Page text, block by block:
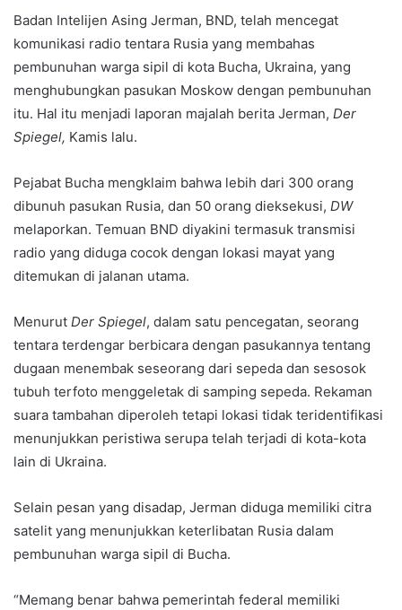
Badan Intelijen Asing Jerman, BND, telah mencegat
komunikasi radio tentara Rusia yang membahas
pembunuhan warga sipil di kota Bucha, Ukraina, yang
menghubungkan pasukan Moskow dengan pembunuhan
itu. Hal itu menjadi laporan majalah berita Jerman, Der
Spiegel, Kamis lalu.
Pejabat Bucha mengklaim bahwa lebih dari 300 orang
dibunuh pasukan Rusia, dan 50 orang dieksekusi, DW
melaporkan. Temuan BND diyakini termasuk transmisi
radio yang diduga cocok dengan lokasi mayat yang
ditemukan di jalanan utama.
Menurut Der Spiegel, dalam satu pencegatan, seorang
tentara terdengar berbicara dengan pasukannya tentang
dugaan menembak seseorang dari sepeda dan sesosok
tubuh terfoto menggeletak di samping sepeda. Rekaman
suara tambahan diperoleh tetapi lokasi tidak teridentifikasi
menunjukkan peristiwa serupa telah terjadi di kota-kota
lain di Ukraina.
Selain pesan yang disadap, Jerman diduga memiliki citra
satelit yang menunjukkan keterlibatan Rusia dalam
pembunuhan warga sipil di Bucha.
“Memang benar bahwa pemerintah federal memiliki